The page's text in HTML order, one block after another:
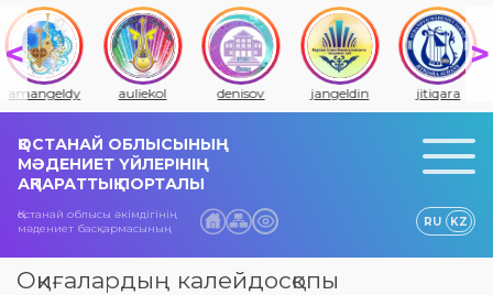
amangeldy auliekol denisov jangeldin jitiqara
ҚОСТАНАЙ ОБЛЫСЫНЫҢ
МӘДЕНИЕТ ҮЙЛЕРІНІҢ
АҚПАРАТТЫҚ ПОРТАЛЫ
Қостанай облысы әкімдігінің
мәдениет басқармасының
RU KZ
Оқиғалардың калейдосқопы